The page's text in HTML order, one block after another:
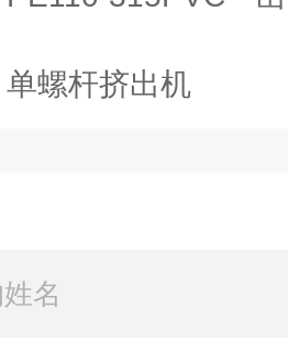
单螺杆挤出机